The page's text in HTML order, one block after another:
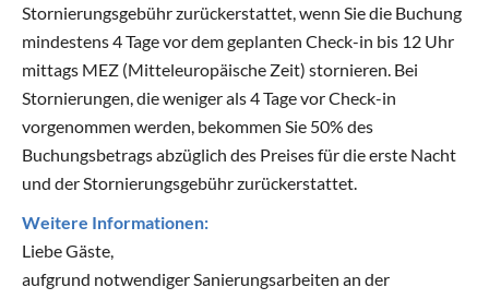
Stornierungsgebühr zurückerstattet, wenn Sie die Buchung
mindestens 4 Tage vor dem geplanten Check-in bis 12 Uhr
mittags MEZ (Mitteleuropäische Zeit) stornieren. Bei
Stornierungen, die weniger als 4 Tage vor Check-in
vorgenommen werden, bekommen Sie 50% des
Buchungsbetrags abzüglich des Preises für die erste Nacht
und der Stornierungsgebühr zurückerstattet.
Weitere Informationen:
Liebe Gäste,
aufgrund notwendiger Sanierungsarbeiten an der